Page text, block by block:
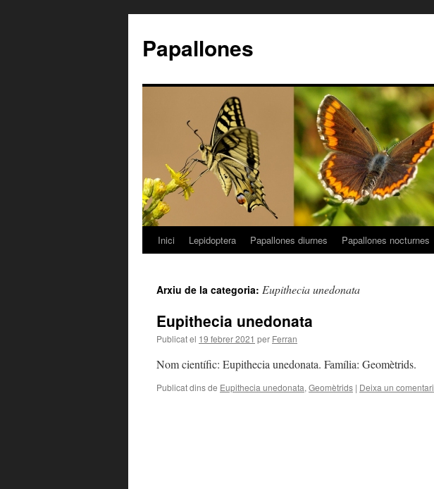
Papallones
Vés
contingut
Inici Lepidoptera Papallones diurnes Papallones nocturnes
Arxiu de la categoria: Eupithecia unedonata
Eupithecia unedonata
Publicat el 19 febrer 2021 per Ferran
Nom científic: Eupithecia unedonata. Família: Geomètrids.
Publicat dins de Eupithecia unedonata, Geomètrids | Deixa un comentari